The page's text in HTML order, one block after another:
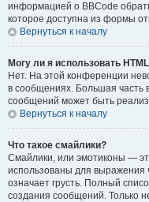
информацией о BBCode
которое доступна из формы
Вернуться к началу
Могу ли я использовать
Нет. На этой конференции
в сообщениях. Большая
сообщений может быть
Вернуться к началу
Что такое смайлики?
Смайлики, или эмотиконы —
использованы для выражения
означает грусть. Полный
создания сообщений. Только